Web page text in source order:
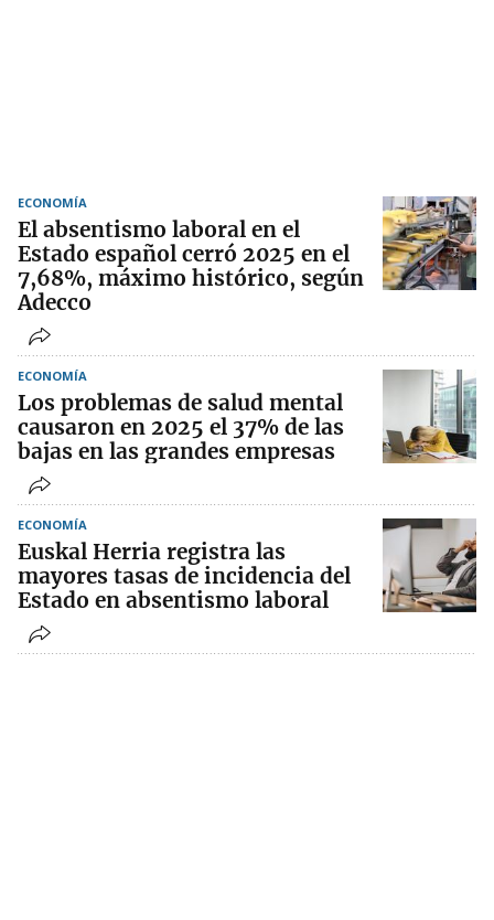
ECONOMÍA
El absentismo laboral en el
Estado español cerró 2025 en el
7,68%, máximo histórico, según
Adecco
ECONOMÍA
Los problemas de salud mental
causaron en 2025 el 37% de las
bajas en las grandes empresas
ECONOMÍA
Euskal Herria registra las
mayores tasas de incidencia del
Estado en absentismo laboral